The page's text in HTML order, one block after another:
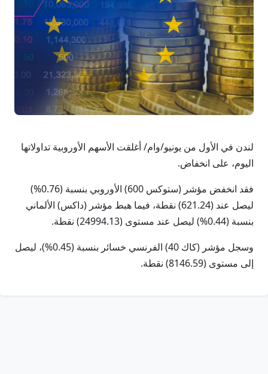
لندن في الأول من يونيو/وام/ أغلقت الأسهم الأوروبية تداولاتها
اليوم، على انخفاض.
فقد انخفض مؤشر (ستوكس 600) الأوروبي بنسبة (0.76%)
ليصل عند (621.24) نقطة، فيما هبط مؤشر (داكس) الألماني
بنسبة (0.44%) ليصل عند مستوى (24994.13) نقطة.
وسجل مؤشر (كاك 40) الفرنسي خسائر بنسبة (0.45%)، ليصل
إلى مستوى (8146.59) نقطة.